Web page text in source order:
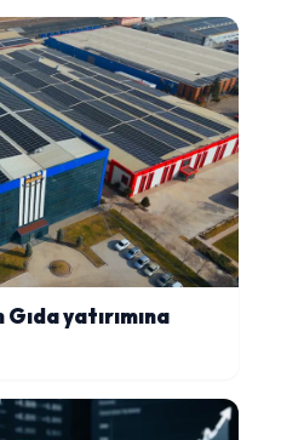
yatırımına